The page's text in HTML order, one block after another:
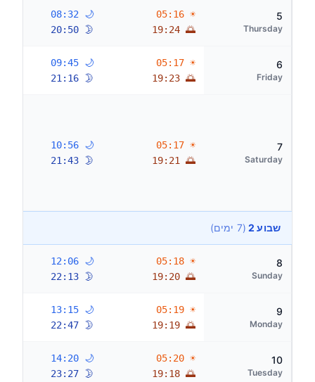
5
Thursday
☀ 05:16
🌅 19:24
🌙 08:32
🌛 20:50
6
Friday
☀ 05:17
🌅 19:23
🌙 09:45
🌛 21:16
7
Saturday
☀ 05:17
🌅 19:21
🌙 10:56
🌛 21:43
שבוע 2 (7 ימים)
8
Sunday
☀ 05:18
🌅 19:20
🌙 12:06
🌛 22:13
9
Monday
☀ 05:19
🌅 19:19
🌙 13:15
🌛 22:47
10
Tuesday
☀ 05:20
🌅 19:18
🌙 14:20
🌛 23:27